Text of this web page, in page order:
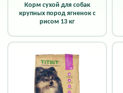
Корм сухой для собак
крупных пород ягненок с
рисом 13 кг